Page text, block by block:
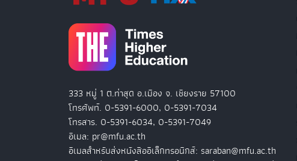
333 หมู่ 1 ต.ท่าสุด อ.เมือง จ. เชียงราย 57100
โทรศัพท์. 0-5391-6000, 0-5391-7034
โทรสาร. 0-5391-6034, 0-5391-7049
อีเมล: pr@mfu.ac.th
อีเมลสำหรับส่งหนังสืออิเล็กทรอนิกส์: saraban@mfu.ac.th